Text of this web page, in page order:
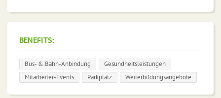
BENEFITS:
Bus- & Bahn-Anbindung
Gesundheitsleistungen
Mitarbeiter-Events
Parkplatz Weiterbildungsangebote